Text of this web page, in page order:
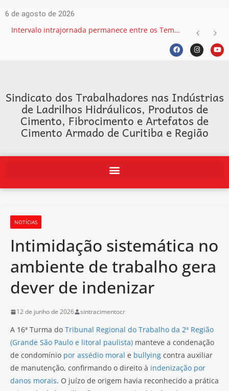
6 de agosto de 2026
Intervalo intrajornada permanece entre os Temas mais recorrentes na Justiça do Trabalho e exige atenção das empresas
Sindicato dos Trabalhadores nas Indústrias
de Ladrilhos Hidráulicos, Produtos de
Cimento, Fibrocimento e Artefatos de
Cimento Armado de Curitiba e Região
NOTÍCIAS
Intimidação sistemática no
ambiente de trabalho gera
dever de indenizar
12 de junho de 2026 sintracimentocr
A 16ª Turma do Tribunal Regional do Trabalho da 2ª Região
(Grande São Paulo e litoral paulista) manteve a condenação
de condomínio por assédio moral e bullying contra auxiliar
de manutenção, confirmando o direito à indenização por
danos morais. O juízo de origem havia reconhecido a prática